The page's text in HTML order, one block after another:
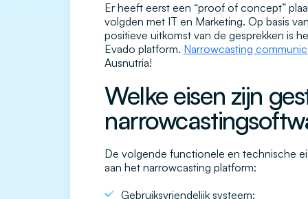
Er heeft eerst een “proof of concept”
volgden met IT en Marketing. Op basis
positieve uitkomst van de gesprekken is
Evado platform. Narrowcasting
Ausnutria!
Welke eisen zijn
De volgende functionele en technische
aan het narrowcasting platform:
Gebruiksvriendelijk systeem;